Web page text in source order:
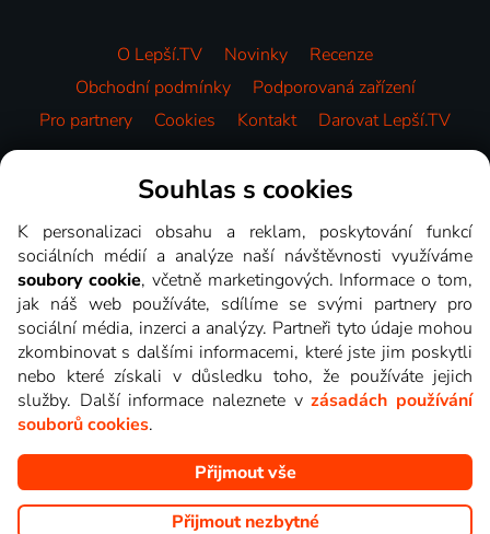
O Lepší.TV Novinky
Recenze
Obchodní podmínky
Podporovaná zařízení
Pro partnery
Cookies Kontakt Darovat Lepší.TV
Videotéka
Copyright © goNET s.r.o. Na tomto webu jsou zobrazovány
obrázky z pořadů TV stanic, které můžete sledovat v Lepší.TV.
Souhlas s cookies
K personalizaci obsahu a reklam, poskytování funkcí
sociálních médií a analýze naší návštěvnosti využíváme
soubory cookie, včetně marketingových. Informace o tom,
jak náš web používáte, sdílíme se svými partnery pro
sociální média, inzerci a analýzy. Partneři tyto údaje mohou
zkombinovat s dalšími informacemi, které jste jim poskytli
nebo které získali v důsledku toho, že používáte jejich
služby. Další informace naleznete vzásadách používání
souborů cookies.
Přijmout vše
Přijmout nezbytné